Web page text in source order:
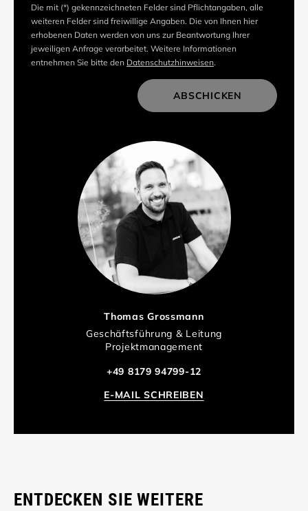
Thomas Grossmann
Geschäftsführung & Leitung
Projektmanagement
+49 8179 94799-12
E-MAIL SCHREIBEN
Die mit (*) gekennzeichneten Felder sind Pflichtangaben, alle
weiteren Felder sind freiwillige Angaben. Die von Ihnen hier
erhobenen Daten werden von uns zur Beantwortung Ihrer
jeweiligen Anfrage verarbeitet. Weitere Informationen
entnehmen Sie bitte den Datenschutzhinweisen.
ABSCHICKEN
ENTDECKEN SIE WEITERE